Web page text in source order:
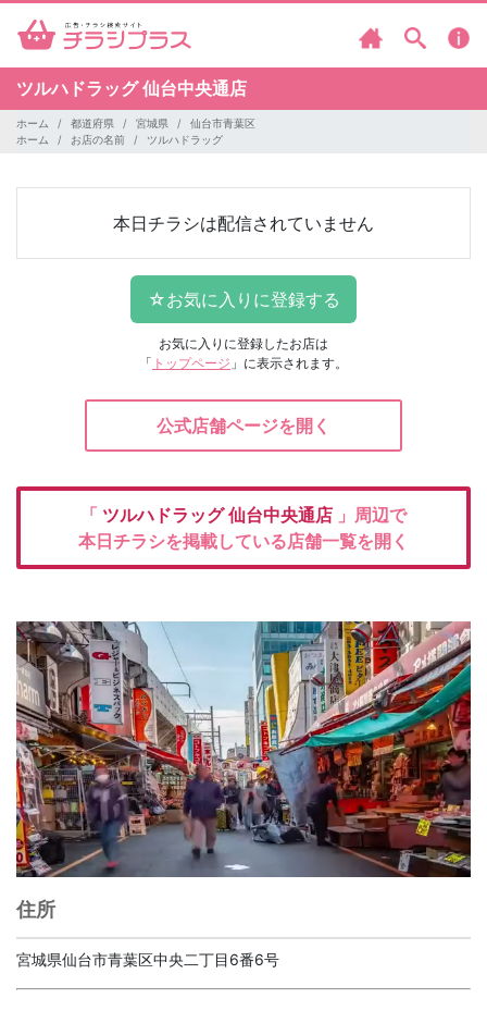
ツルハドラッグ仙台中央通店
ホーム 都道府県 宮城県
仙台市青葉区
ホーム
お店の名前 ツルハドラッグ
本日チラシは配信されていません
お気に入りに登録したお店は
「 トップページ 」に表示されます。
公式店舗ページを開く
「 ツルハドラッグ仙台中央通店 」周辺で
本日チラシを掲載している店舗一覧を開く
住所
宮城県仙台市青葉区中央二丁目6番6号